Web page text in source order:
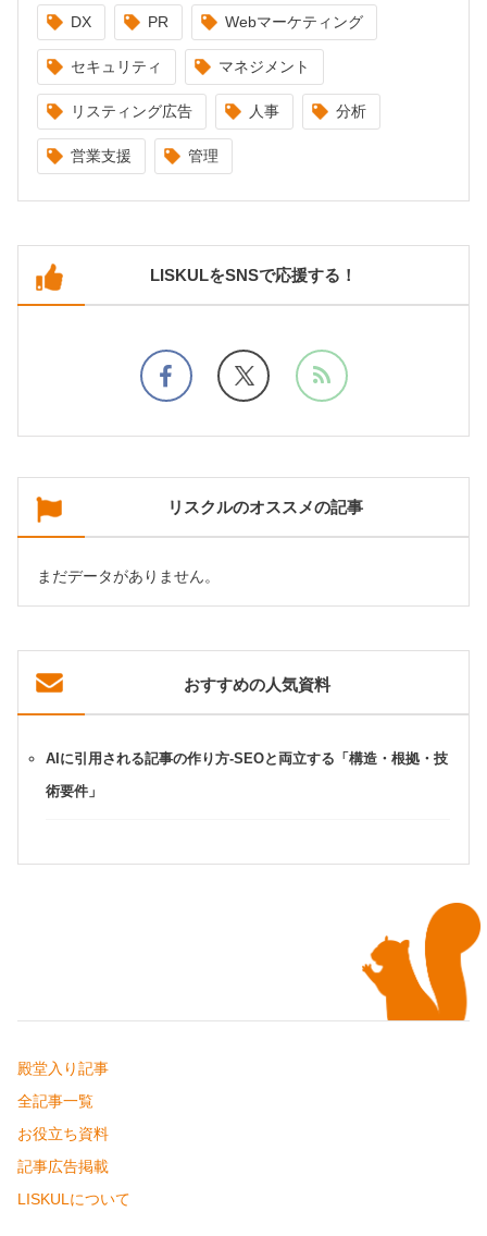
DX PR Webマーケティング
セキュリティ マネジメント
リスティング広告 人事 分析
営業支援 管理
LISKULをSNSで応援する！
リスクルのオススメの記事
まだデータがありません。
おすすめの人気資料
AIに引用される記事の作り方-SEOと両立する「構造・根拠・技
術要件」
殿堂入り記事
全記事一覧
お役立ち資料
記事広告掲載
LISKULについて